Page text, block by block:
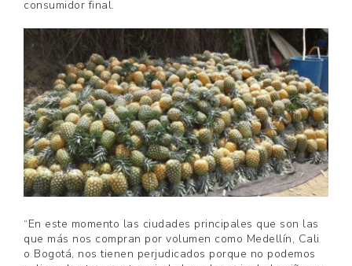
consumidor final.
“En este momento las ciudades principales que son las
que más nos compran por volumen como Medellín, Cali
o Bogotá, nos tienen perjudicados porque no podemos